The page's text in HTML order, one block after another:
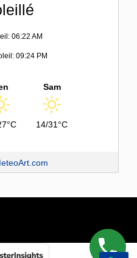
06:22 AM
09:24 PM
Sam
14/31°C